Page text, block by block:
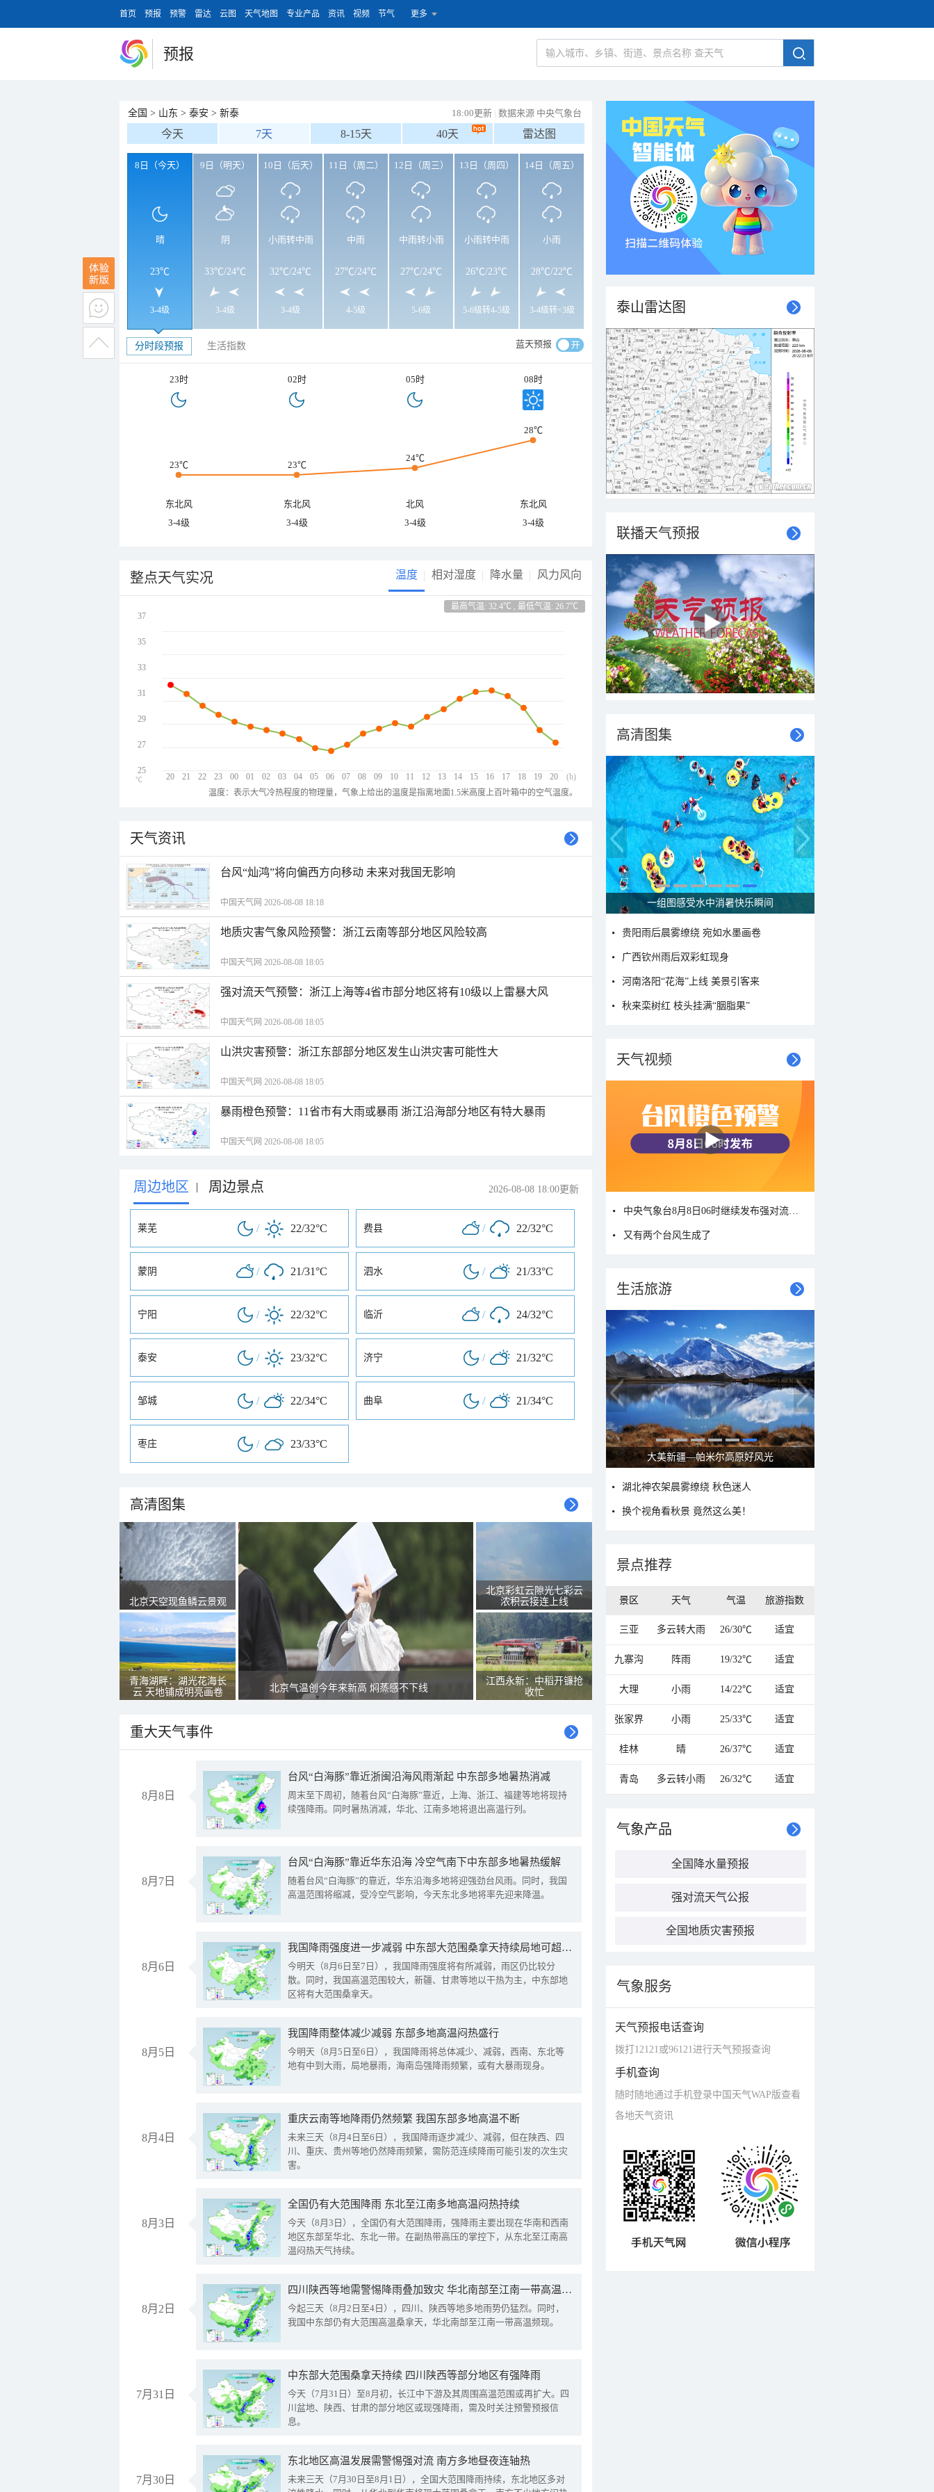
首页 预报 预警 雷达 云图 天气地图 专业产品 资讯 视频 节气 更多
预报
全国 > 山东 > 泰安 > 新泰 18:00更新 | 数据来源 中央气象台
今天 7天 8-15天 40天 雷达图
8日（今天）
晴
23℃
3-4级
9日（明天）
阴
33℃/24℃
3-4级
10日（后天）
小雨转中雨
32℃/24℃
3-4级
11日（周二）
中雨
27℃/24℃
4-5级
12日（周三）
中雨转小雨
27℃/24℃
5-6级
13日（周四）
小雨转中雨
26℃/23℃
5-6级转4-5级
14日（周五）
小雨
28℃/22℃
3-4级转<3级
分时段预报 生活指数 蓝天预报
23时 02时 05时 08时
23℃ 23℃
24℃
28℃
东北风 东北风 北风
东北风
3-4级
3-4级 3-4级 3-4级
整点天气实况 温度 相对湿度 降水量 风力风向
最高气温: 32.4℃ , 最低气温: 26.7℃
20 21 22 23 00 01 02 03 04 05 06 07 08 09 10 11 12 13 14 15 16 17 18 19 20
37
35
33
31
29
27
25
(h)
℃
温度：表示大气冷热程度的物理量，气象上给出的温度是指离地面1.5米高度上百叶箱中的空气温度。
天气资讯
台风“灿鸿”将向偏西方向移动 未来对我国无影响
中国天气网 2026-08-08 18:18
地质灾害气象风险预警：浙江云南等部分地区风险较高
中国天气网 2026-08-08 18:05
强对流天气预警：浙江上海等4省市部分地区将有10级以上雷暴大风
中国天气网 2026-08-08 18:05
山洪灾害预警：浙江东部部分地区发生山洪灾害可能性大
中国天气网 2026-08-08 18:05
暴雨橙色预警：11省市有大雨或暴雨 浙江沿海部分地区有特大暴雨
中国天气网 2026-08-08 18:05
周边地区 | 周边景点 2026-08-08 18:00更新
莱芜 / 22/32°C 费县 / 22/32°C
蒙阴 / 21/31°C 泗水 / 21/33°C
宁阳 / 22/32°C 临沂 / 24/32°C
泰安 / 23/32°C 济宁 / 21/32°C
邹城 / 22/34°C 曲阜 / 21/34°C
枣庄 / 23/33°C
高清图集
北京天空现鱼鳞云景观
青海湖畔：湖光花海长
云 天地铺成明亮画卷
北京气温创今年来新高 焖蒸感不下线
北京彩虹云隙光七彩云
浓积云接连上线
江西永新：中稻开镰抢
收忙
重大天气事件
8月8日
台风“白海豚”靠近浙闽沿海风雨渐起 中东部多地暑热消减
周末至下周初，随着台风“白海豚”靠近，上海、浙江、福建等地将现持
续强降雨。同时暑热消减，华北、江南多地将退出高温行列。
8月7日
台风“白海豚”靠近华东沿海 冷空气南下中东部多地暑热缓解
随着台风“白海豚”的靠近，华东沿海多地将迎强劲台风雨。同时，我国
高温范围将缩减，受冷空气影响，今天东北多地将率先迎来降温。
8月6日
我国降雨强度进一步减弱 中东部大范围桑拿天持续局地可超38℃
今明天（8月6日至7日），我国降雨强度将有所减弱，雨区仍比较分
散。同时，我国高温范围较大，新疆、甘肃等地以干热为主，中东部地
区将有大范围桑拿天。
8月5日
我国降雨整体减少减弱 东部多地高温闷热盛行
今明天（8月5日至6日），我国降雨将总体减少、减弱，西南、东北等
地有中到大雨，局地暴雨，海南岛强降雨频繁，或有大暴雨现身。
8月4日
重庆云南等地降雨仍然频繁 我国东部多地高温不断
未来三天（8月4日至6日），我国降雨逐步减少、减弱，但在陕西、四
川、重庆、贵州等地仍然降雨频繁，需防范连续降雨可能引发的次生灾
害。
8月3日
全国仍有大范围降雨 东北至江南多地高温闷热持续
今天（8月3日），全国仍有大范围降雨，强降雨主要出现在华南和西南
地区东部至华北、东北一带。在副热带高压的掌控下，从东北至江南高
温闷热天气持续。
8月2日
四川陕西等地需警惕降雨叠加致灾 华北南部至江南一带高温频现
今起三天（8月2日至4日），四川、陕西等地多地雨势仍猛烈。同时，
我国中东部仍有大范围高温桑拿天，华北南部至江南一带高温频现。
7月31日
中东部大范围桑拿天持续 四川陕西等部分地区有强降雨
今天（7月31日）至8月初，长江中下游及其周围高温范围或再扩大。四
川盆地、陕西、甘肃的部分地区或现强降雨，需及时关注预警预报信
息。
7月30日
东北地区高温发展需警惕强对流 南方多地昼夜连轴热
未来三天（7月30日至8月1日），全国大范围降雨持续，东北地区多对
泰山雷达图
联播天气预报
高清图集
一组图感受水中消暑快乐瞬间
贵阳雨后晨雾缭绕 宛如水墨画卷
广西钦州雨后双彩虹现身
河南洛阳“花海”上线 美景引客来
秋来栾树红 枝头挂满“胭脂果”
天气视频
又有两个台风生成了
生活旅游
大美新疆—帕米尔高原好风光
湖北神农架晨雾缭绕 秋色迷人
换个视角看秋景 竟然这么美！
景点推荐
景区 天气 气温 旅游指数
三亚 多云转大雨 26/30℃ 适宜
九寨沟 阵雨 19/32℃ 适宜
大理 小雨 14/22℃ 适宜
张家界 小雨 25/33℃ 适宜
桂林 晴 26/37℃ 适宜
青岛 多云转小雨 26/32℃ 适宜
气象产品
全国降水量预报
强对流天气公报
全国地质灾害预报
气象服务
天气预报电话查询
拨打12121或96121进行天气预报查询
手机查询
随时随地通过手机登录中国天气WAP版查看
各地天气资讯